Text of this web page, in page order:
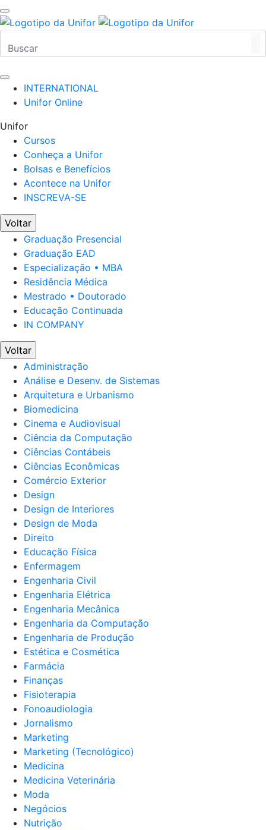
INTERNATIONAL
Unifor Online
Unifor
Cursos
Conheça a Unifor
Bolsas e Benefícios
Acontece na Unifor
INSCREVA-SE
Voltar
Graduação Presencial
Graduação EAD
Especialização • MBA
Residência Médica
Mestrado • Doutorado
Educação Continuada
IN COMPANY
Voltar
Administração
Análise e Desenv. de Sistemas
Arquitetura e Urbanismo
Biomedicina
Cinema e Audiovisual
Ciência da Computação
Ciências Contábeis
Ciências Econômicas
Comércio Exterior
Design
Design de Interiores
Design de Moda
Direito
Educação Física
Enfermagem
Engenharia Civil
Engenharia Elétrica
Engenharia Mecânica
Engenharia da Computação
Engenharia de Produção
Estética e Cosmética
Farmácia
Finanças
Fisioterapia
Fonoaudiologia
Jornalismo
Marketing
Marketing (Tecnológico)
Medicina
Medicina Veterinária
Moda
Negócios
Nutrição